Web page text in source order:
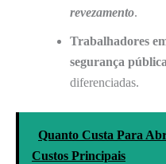
revezamento.
Trabalhadores
segurança
diferenciadas.
Quanto Custa Para
Custos Principais